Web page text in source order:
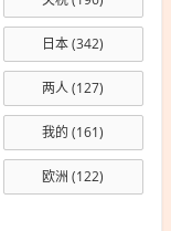
日本(342)
两人(127)
我的 (161)
欧洲 (122)